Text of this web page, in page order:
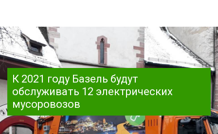
К 2021 году Базель будут
обслуживать 12 электрических
мусоровозов